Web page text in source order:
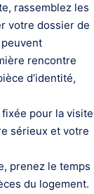
rassemblez les
votre dossier de
rencontre
d’identité,
fixée pour la visite
sérieux et votre
prenez le temps
du logement.